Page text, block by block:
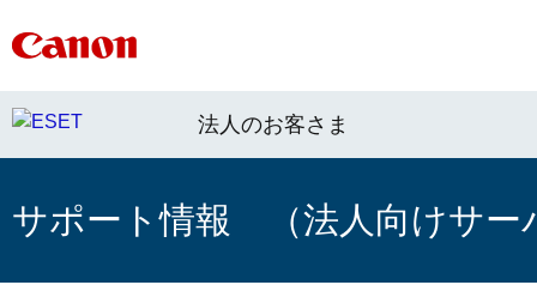
法人のお客さま
サポート情報 （法人向けサー